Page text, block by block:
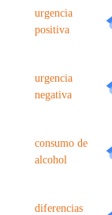
urgencia
positiva
urgencia
negativa
consumo de
alcohol
diferencias